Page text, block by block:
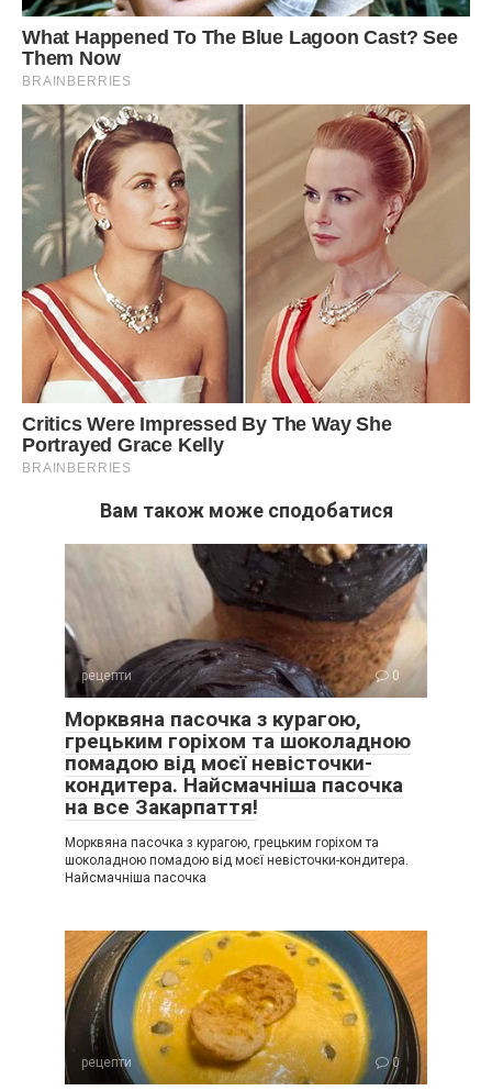
Вам також може сподобатися
рецепти 0
Морквяна пасочка з курагою,
грецьким горіхом та шоколадною
помадою від моєї невісточки-
кондитера. Найсмачніша пасочка
на все Закарпаття!
Морквяна пасочка з курагою, грецьким горіхом та
шоколадною помадою від моєї невісточки-кондитера.
Найсмачніша пасочка
рецепти 0